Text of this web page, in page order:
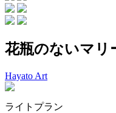
花瓶のないマリ
Hayato Art
ライトプラン